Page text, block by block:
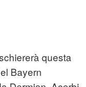
questa
Bayern